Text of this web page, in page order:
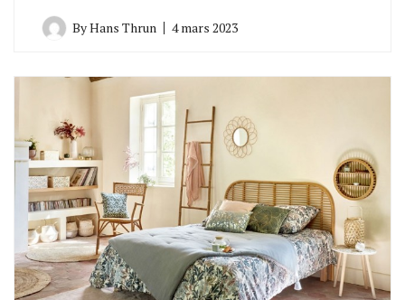
ByHans Thrun 4 mars 2023